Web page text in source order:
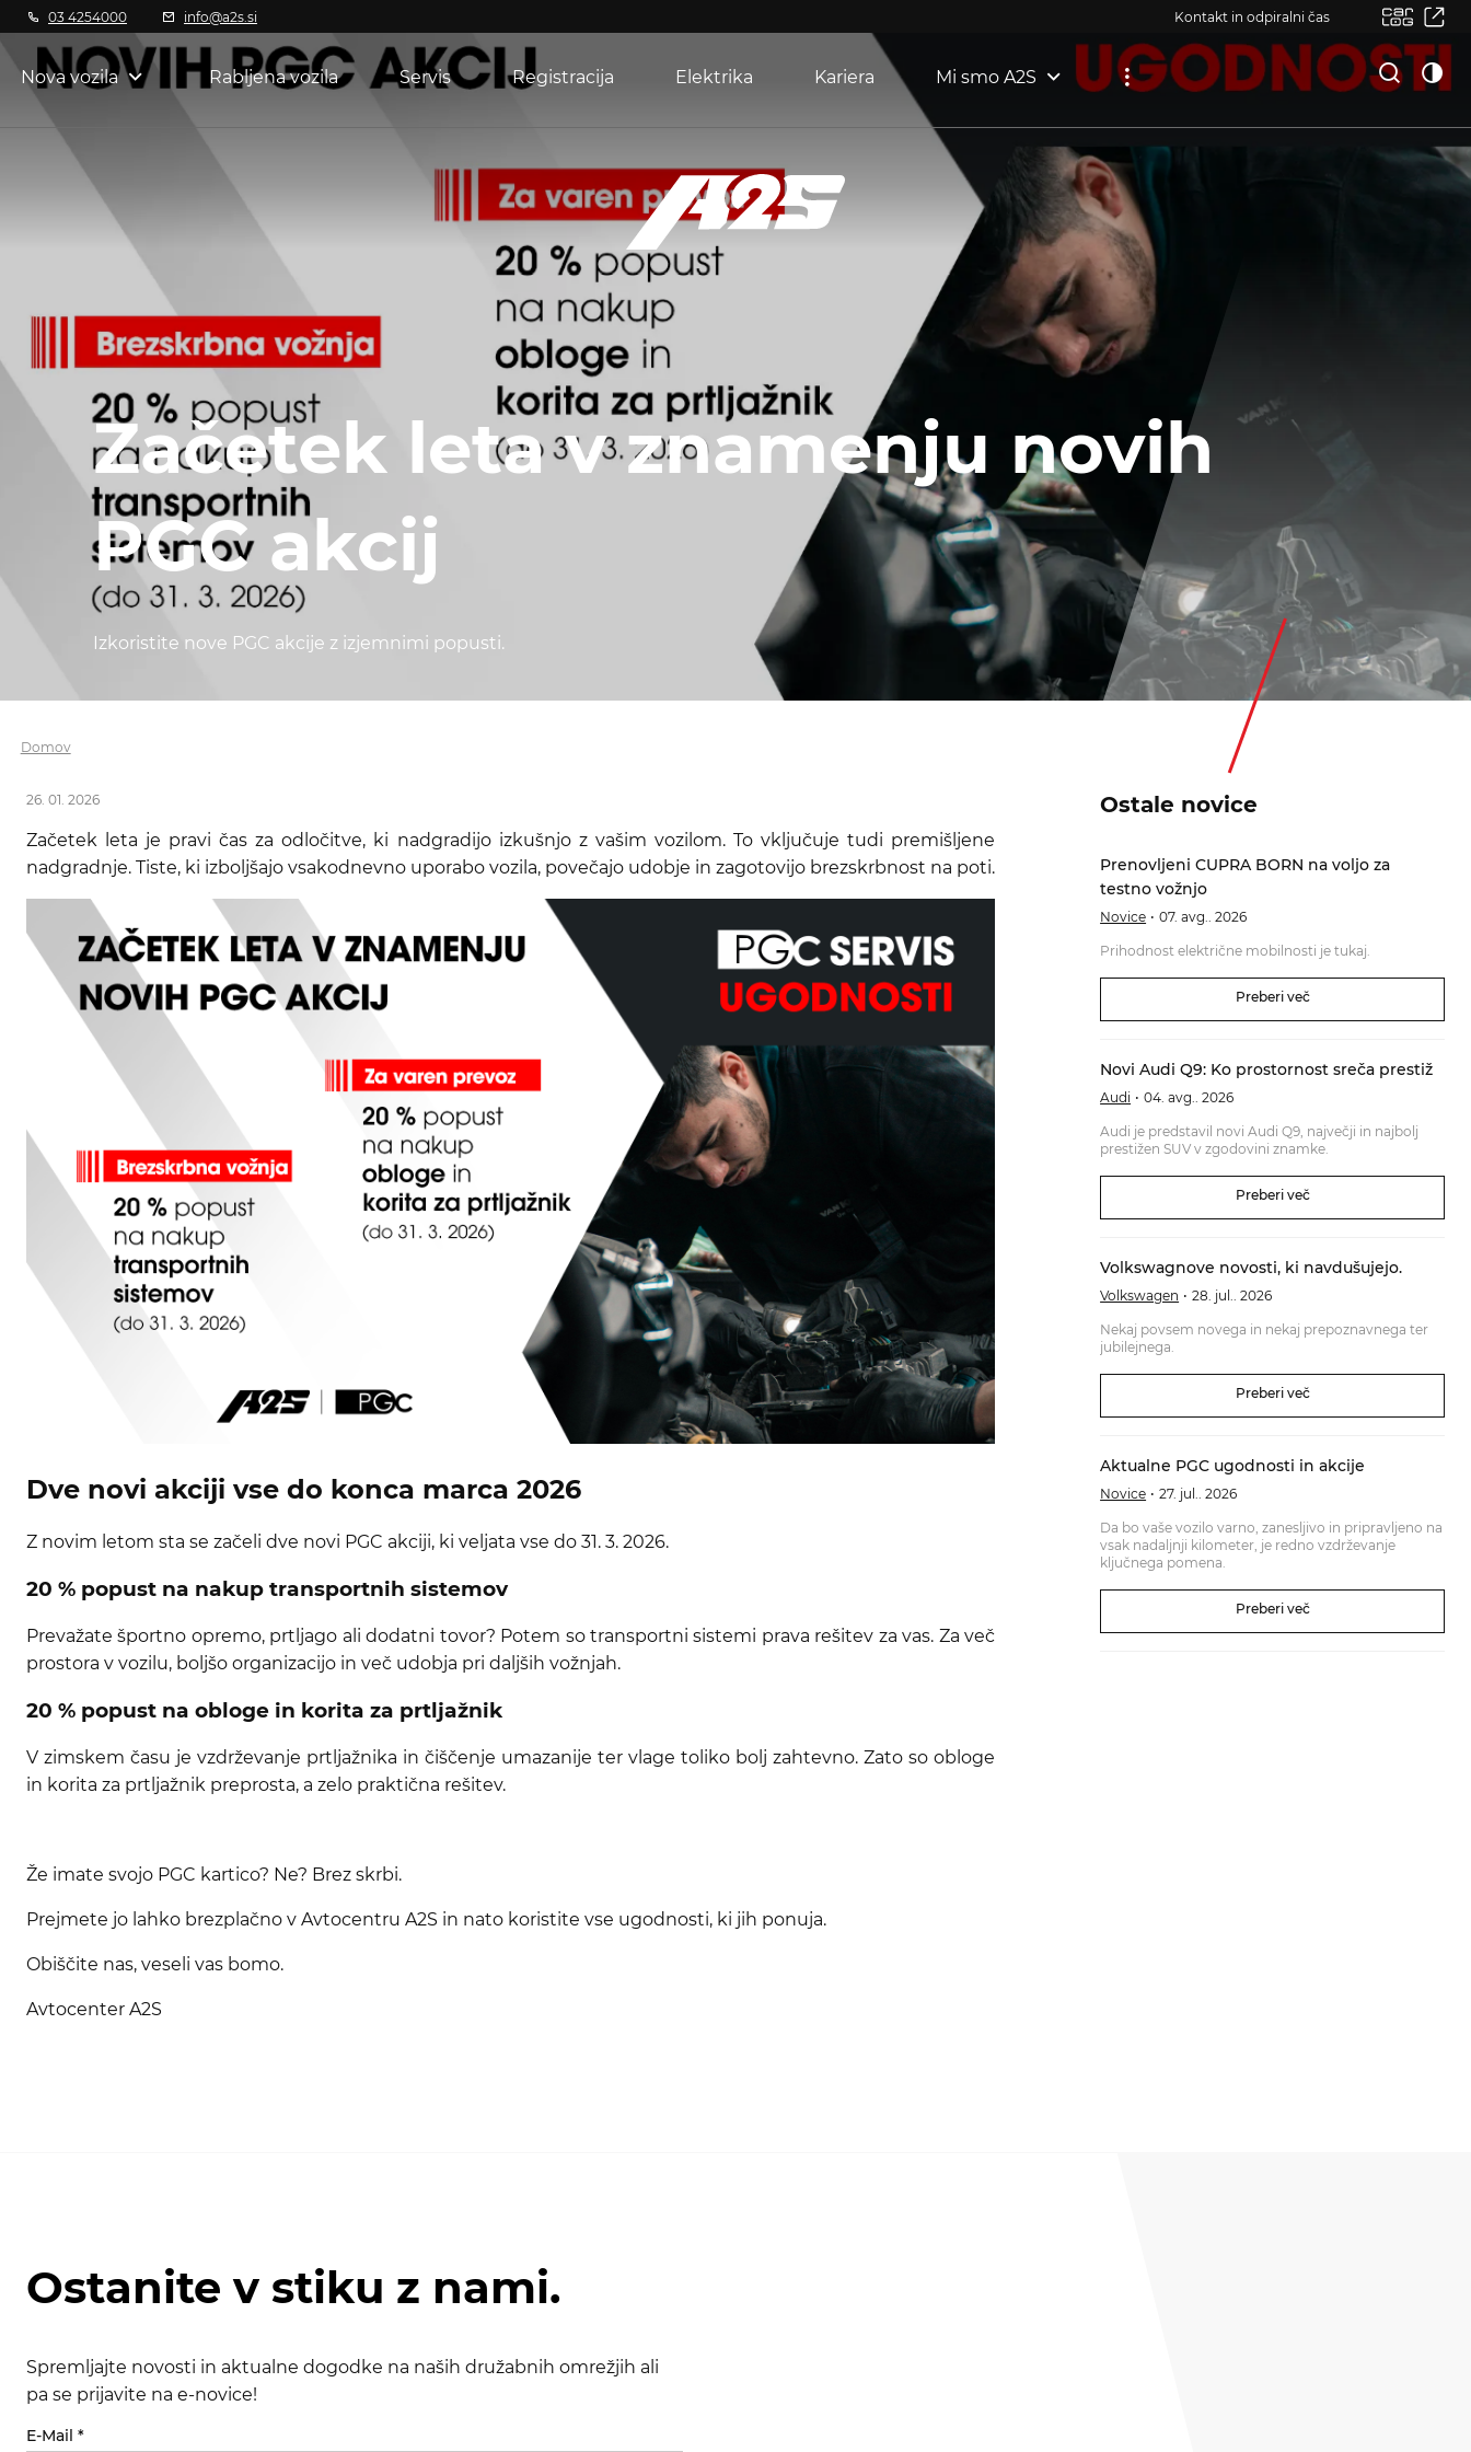
03 4254000 info@a2s.si Kontakt in odpiralni čas
Nova vozila Rabljena vozila Servis Registracija Elektrika Kariera Mi smo A2S
Začetek leta v znamenju novih
PGC akcij
Izkoristite nove PGC akcije z izjemnimi popusti.
Domov
26. 01. 2026
Začetek leta je pravi čas za odločitve, ki nadgradijo izkušnjo z vašim vozilom. To vključuje tudi premišljene
nadgradnje. Tiste, ki izboljšajo vsakodnevno uporabo vozila, povečajo udobje in zagotovijo brezskrbnost na poti.
Dve novi akciji vse do konca marca 2026
Z novim letom sta se začeli dve novi PGC akciji, ki veljata vse do 31. 3. 2026.
20 % popust na nakup transportnih sistemov
Prevažate športno opremo, prtljago ali dodatni tovor? Potem so transportni sistemi prava rešitev za vas. Za več
prostora v vozilu, boljšo organizacijo in več udobja pri daljših vožnjah.
20 % popust na obloge in korita za prtljažnik
V zimskem času je vzdrževanje prtljažnika in čiščenje umazanije ter vlage toliko bolj zahtevno. Zato so obloge
in korita za prtljažnik preprosta, a zelo praktična rešitev.
Že imate svojo PGC kartico? Ne? Brez skrbi.
Prejmete jo lahko brezplačno v Avtocentru A2S in nato koristite vse ugodnosti, ki jih ponuja.
Obiščite nas, veseli vas bomo.
Avtocenter A2S
Ostale novice
Prenovljeni CUPRA BORN na voljo za
testno vožnjo
Novice 07. avg.. 2026
Prihodnost električne mobilnosti je tukaj.
Preberi več
Novi Audi Q9: Ko prostornost sreča prestiž
Audi 04. avg.. 2026
Audi je predstavil novi Audi Q9, največji in najbolj
prestižen SUV v zgodovini znamke.
Preberi več
Volkswagnove novosti, ki navdušujejo.
Volkswagen 28. jul.. 2026
Nekaj povsem novega in nekaj prepoznavnega ter
jubilejnega.
Preberi več
Aktualne PGC ugodnosti in akcije
Novice 27. jul.. 2026
Da bo vaše vozilo varno, zanesljivo in pripravljeno na
vsak nadaljnji kilometer, je redno vzdrževanje
ključnega pomena.
Preberi več
Ostanite v stiku z nami.
Spremljajte novosti in aktualne dogodke na naših družabnih omrežjih ali
pa se prijavite na e-novice!
E-Mail *